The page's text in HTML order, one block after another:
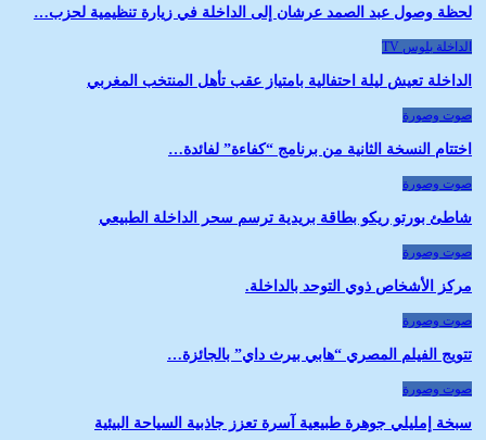
لحظة وصول عبد الصمد عرشان إلى الداخلة في زيارة تنظيمية لحزب…
الداخلة بلوس TV
الداخلة تعيش ليلة احتفالية بامتياز عقب تأهل المنتخب المغربي
صوت وصورة
اختتام النسخة الثانية من برنامج “كفاءة” لفائدة…
صوت وصورة
شاطئ بورتو ريكو بطاقة بريدية ترسم سحر الداخلة الطبيعي
صوت وصورة
مركز الأشخاص ذوي التوحد بالداخلة.
صوت وصورة
تتويج الفيلم المصري “هابي بيرث داي” بالجائزة…
صوت وصورة
سبخة إمليلي جوهرة طبيعية آسرة تعزز جاذبية السياحة البيئية